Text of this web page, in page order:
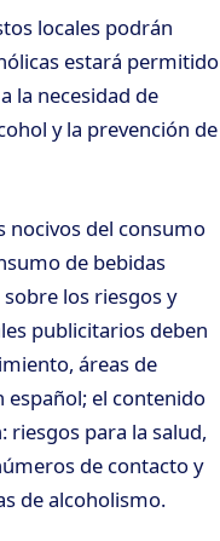
locales podrán
estará permitido
la necesidad de
y la prevención de
nocivos del consumo
de bebidas
los riesgos y
publicitarios deben
áreas de
español; el contenido
para la salud,
de contacto y
de alcoholismo.